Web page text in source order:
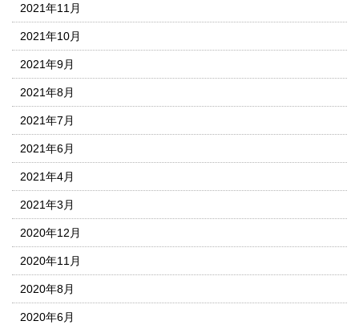
2021年11月
2021年10月
2021年9月
2021年8月
2021年7月
2021年6月
2021年4月
2021年3月
2020年12月
2020年11月
2020年8月
2020年6月